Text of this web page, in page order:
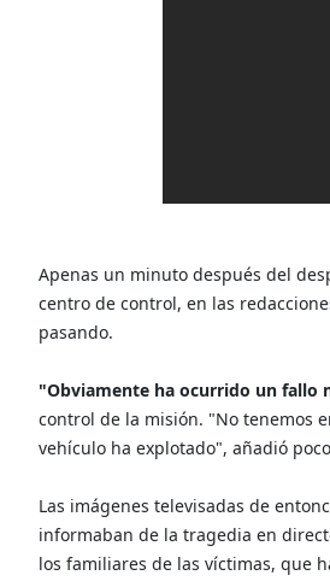
Apenas un minuto después del
centro de control, en las
pasando.
"Obviamente ha ocurrido un fallo
control de la misión. "No tenemos
vehículo ha explotado", añadió
Las imágenes televisadas de
informaban de la tragedia en
los familiares de las víctimas, que